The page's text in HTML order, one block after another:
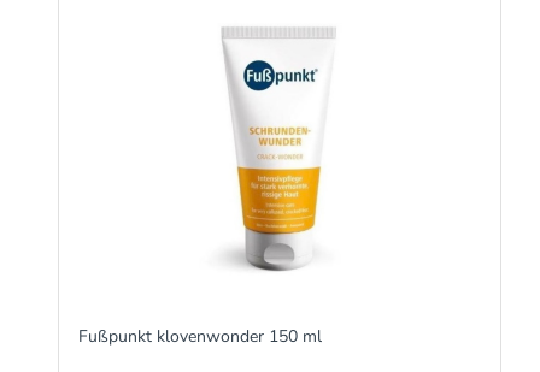
Fußpunkt klovenwonder 150 ml